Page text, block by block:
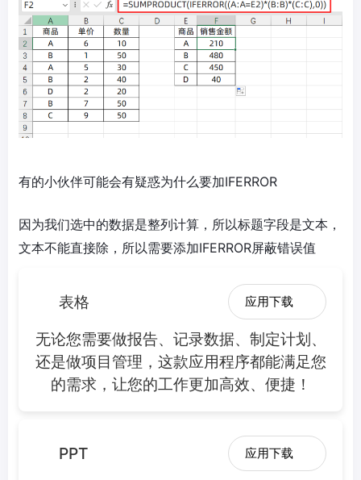
有的小伙伴可能会有疑惑为什么要加IFERROR
因为我们选中的数据是整列计算，所以标题字段是文本，
文本不能直接除，所以需要添加IFERROR屏蔽错误值
表格 应用下载
无论您需要做报告、记录数据、制定计划、
还是做项目管理，这款应用程序都能满足您
的需求，让您的工作更加高效、便捷！
PPT 应用下载